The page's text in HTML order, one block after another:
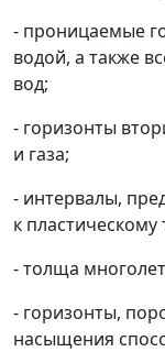
- проницаемые
водой, а также
вод;
- горизонты
и газа;
- интервалы,
к
- толща
- горизонты,
насыщения